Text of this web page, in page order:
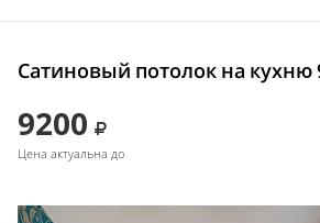
Сатиновый потолок на кухню
9200
Цена актуальна до